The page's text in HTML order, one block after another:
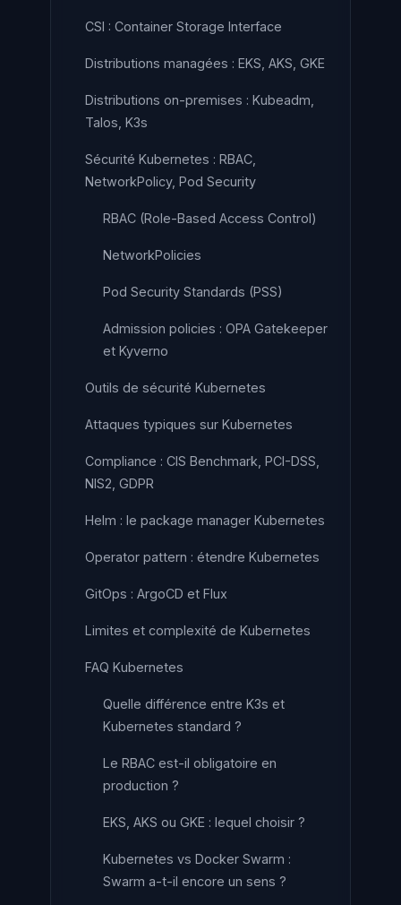
CSI : Container Storage Interface
Distributions managées : EKS, AKS, GKE
Distributions on-premises : Kubeadm,
Talos, K3s
Sécurité Kubernetes : RBAC,
NetworkPolicy, Pod Security
RBAC (Role-Based Access Control)
NetworkPolicies
Pod Security Standards (PSS)
Admission policies : OPA Gatekeeper
et Kyverno
Outils de sécurité Kubernetes
Attaques typiques sur Kubernetes
Compliance : CIS Benchmark, PCI-DSS,
NIS2, GDPR
Helm : le package manager Kubernetes
Operator pattern : étendre Kubernetes
GitOps : ArgoCD et Flux
Limites et complexité de Kubernetes
FAQ Kubernetes
Quelle différence entre K3s et
Kubernetes standard ?
Le RBAC est-il obligatoire en
production ?
EKS, AKS ou GKE : lequel choisir ?
Kubernetes vs Docker Swarm :
Swarm a-t-il encore un sens ?